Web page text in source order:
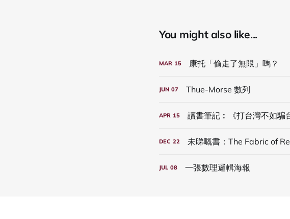
You might also like...
MAR 15 康托「偷走了無限」嗎？
JUN 07 Thue-Morse 數列
APR 15 讀書筆記︰《打台灣不如騙
DEC 22 未睇嘅書：The Fabric of
JUL 08 一張數理邏輯海報